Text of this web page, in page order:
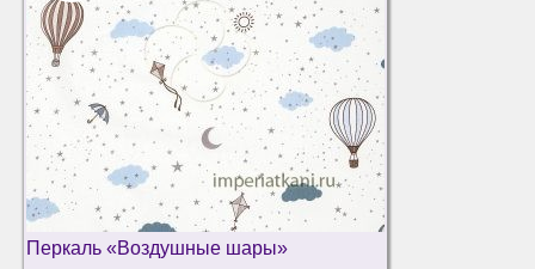
Перкаль «Воздушные шары»